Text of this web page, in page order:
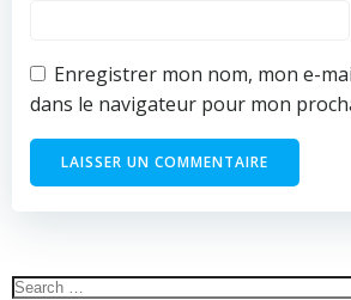
Enregistrer mon nom, mon e-
dans le navigateur pour mon
Alternative:
Alternative:
Search